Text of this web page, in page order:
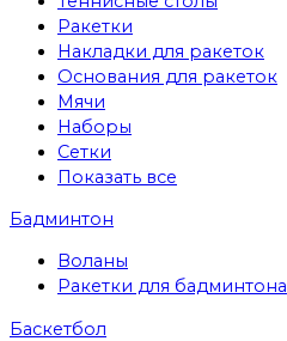
Ракетки
Накладки для ракеток
Основания для ракеток
Мячи
Наборы
Сетки
Показать все
Бадминтон
Воланы
Ракетки для бадминтона
Баскетбол